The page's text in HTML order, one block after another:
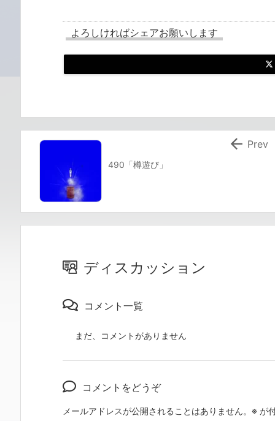
よろしければシェアお願いします
490「樽遊び」
 Prev
ディスカッション
コメント一覧
まだ、コメントがありません
コメントをどうぞ
メールアドレスが公開されることはありません。 ※ が